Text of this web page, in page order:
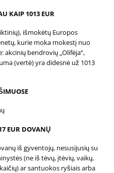
KAIP 1013 EUR
išmokėtų Europos
kurie moka mokestį nuo
akcinių bendrovių „Olifėja“,
(vertė) yra didesnė už 1013
EUR DOVANŲ
iš gyventojų, nesusijusių su
(ne iš tėvų, įtėvių, vaikų,
ar santuokos ryšiais arba